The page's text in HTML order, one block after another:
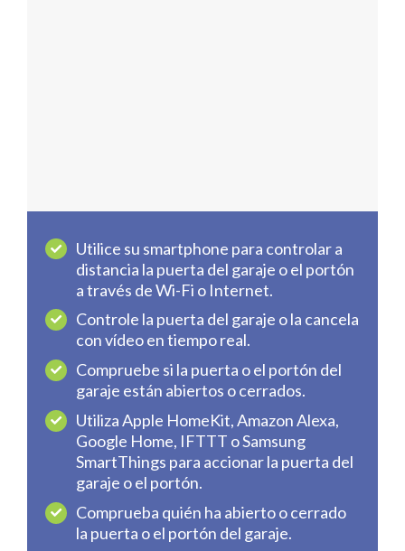
Utilice su smartphone para controlar a
distancia la puerta del garaje o el portón
a través de Wi-Fi o Internet.
Controle la puerta del garaje o la cancela
con vídeo en tiempo real.
Compruebe si la puerta o el portón del
garaje están abiertos o cerrados.
Utiliza Apple HomeKit, Amazon Alexa,
Google Home, IFTTT o Samsung
SmartThings para accionar la puerta del
garaje o el portón.
Comprueba quién ha abierto o cerrado
la puerta o el portón del garaje.